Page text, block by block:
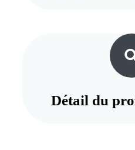
Détail du